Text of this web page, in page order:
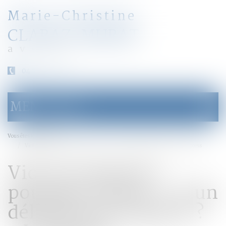
Marie-Christine
CLARAZ-MURAT
avocat
le
menu
MENU
Vous êtes ici :
Viol sur mineurs:
pourquoi existe-t-il un
délai de prescription ?